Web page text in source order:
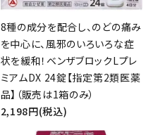
8種の成分を配合し、のどの痛み
を中心に、風邪のいろいろな症
状を緩和！ベンザブロックLプレ
ミアムDX 24錠【指定第2類医薬
品】（販売は1箱のみ）
2,198円(税込)